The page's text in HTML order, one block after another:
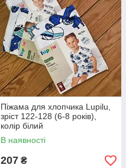
Піжама для хлопчика Lupilu,
зріст 122-128 (6-8 років),
колір білий
В наявності
207 ₴